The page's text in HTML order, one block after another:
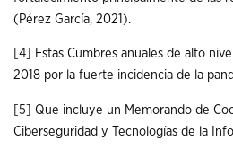
(Pérez García, 2021).
[4]
Estas Cumbres anuales de alto
2018 por la fuerte incidencia de la
[5]
Que incluye un Memorando de
Ciberseguridad y Tecnologías de la